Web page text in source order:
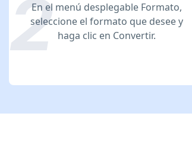
En el menú desplegable Formato,
seleccione el formato que desee y
haga clic en Convertir.